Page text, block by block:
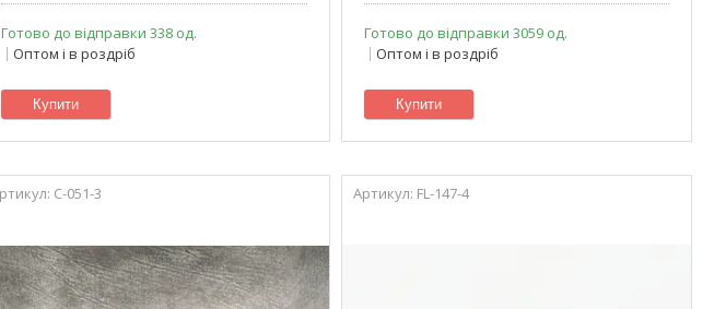
Готово до відправки 338 од.
Оптом і в роздріб
Купити
Готово до відправки 3059 од.
Оптом і в роздріб
Купити
C-051-3 FL-147-4